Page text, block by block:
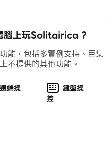
a unique challenge,
enemies and a
to explore. Battle
or cleverly
combos, and
腦上玩Solitairica ?
能，包括多實例支持、巨集
不提供的其他功能。
遠端操
鍵盤操
控